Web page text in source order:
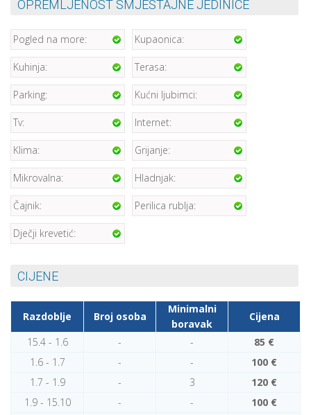
OPREMLJENOST SMJEŠTAJNE JEDINICE
Pogled na more: Kupaonica:
Kuhinja: Terasa:
Parking: Kućni ljubimci:
Tv: Internet:
Klima: Grijanje:
Mikrovalna: Hladnjak:
Čajnik: Perilica rublja:
Dječji krevetić:
CIJENE
Razdoblje Broj osoba
Minimalni
boravak
Cijena
15.4 - 1.6
- -
85 €
1.6 - 1.7
- -
100 €
1.7 - 1.9
- 3
120 €
1.9 - 15.10
- -
100 €